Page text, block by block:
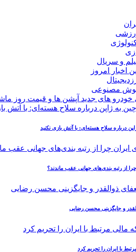
و سریال
اخبار امروز
هوش مصنوعی
های جدید آپشن‌ ها و قیمت روز
درباره سلاح هسته‌ای: با آتش بازی نکنید
از رتبه‌ بندی‌های جهانی عقب ماندند؟
و جایگزینی محسن رضایی
با ایران را تحریم کرد